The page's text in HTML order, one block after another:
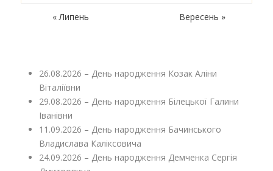
« Липень Вересень »
26.08.2026 – День народження Козак Аліни
Віталіївни
29.08.2026 – День народження Білецької Галини
Іванівни
11.09.2026 – День народження Бачинського
Владислава Каліксовича
24.09.2026 – День народження Демченка Сергія